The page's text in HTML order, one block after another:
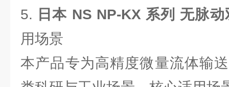
5. 日本 NS NP-KX 系列 无脉
用场景
本产品专为高精度微量流体输